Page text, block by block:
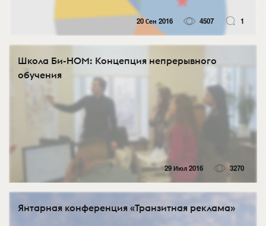
20 Сен 2016 4507 1
Школа Би-НОМ: Концепция непрерывного
обучения
29 Июл 2016 3270
Янтарная конференция «Транзитная реклама»